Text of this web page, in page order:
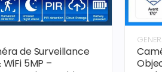
de Surveillance
5MP –